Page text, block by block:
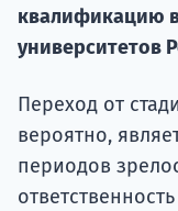
квалификацию
университетов
Переход от
вероятно,
периодов